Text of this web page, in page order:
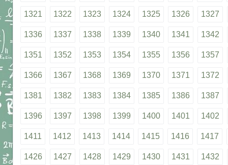
1321 1322 1323 1324 1325 1326 1327
1336 1337 1338 1339 1340 1341 1342
1351 1352 1353 1354 1355 1356 1357
1366 1367 1368 1369 1370 1371 1372
1381 1382 1383 1384 1385 1386 1387
1396 1397 1398 1399 1400 1401 1402
1411 1412 1413 1414 1415 1416 1417
1426 1427 1428 1429 1430 1431 1432